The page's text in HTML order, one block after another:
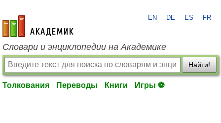
academic.ru
EN DE ES FR
Словари и энциклопедии на Академике
Найти!
Толкования Переводы Книги Игры ⚽